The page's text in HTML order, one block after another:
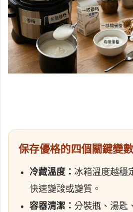
保存優格的四個關鍵變數
冷藏溫度： 冰箱溫度越穩
快速變酸或變質。
容器清潔： 分裝瓶、湯匙